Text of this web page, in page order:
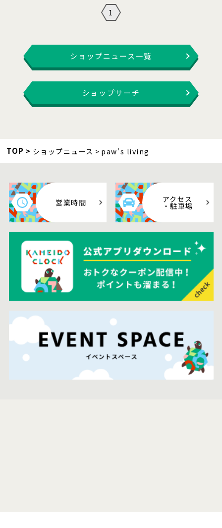
1
ショップニュース一覧
ショップサーチ
TOP ショップニュース paw's living
営業時間 アクセス
・駐車場